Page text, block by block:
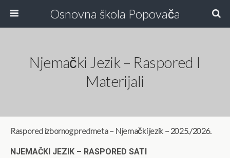
Osnovna škola Popovača
Njemački Jezik – Raspored I
Materijali
Raspored izbornog predmeta – Njemački jezik – 2025./2026.
NJEMAČKI JEZIK – RASPORED SATI